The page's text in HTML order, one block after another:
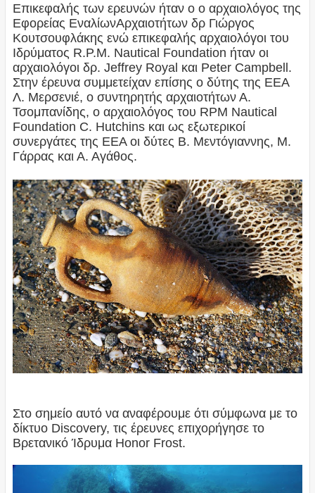
Επικεφαλής των ερευνών ήταν ο ο αρχαιολόγος της
Εφορείας ΕναλίωνΑρχαιοτήτων δρ Γιώργος
Κουτσουφλάκης ενώ επικεφαλής αρχαιολόγοι του
Ιδρύματος R.P.M. Nautical Foundation ήταν οι
αρχαιολόγοι δρ. Jeffrey Royal και Peter Campbell.
Στην έρευνα συμμετείχαν επίσης ο δύτης της ΕΕΑ
Λ. Μερσενιέ, ο συντηρητής αρχαιοτήτων Α.
Τσομπανίδης, ο αρχαιολόγος του RPM Nautical
Foundation C. Hutchins και ως εξωτερικοί
συνεργάτες της ΕΕΑ οι δύτες Β. Μεντόγιαννης, Μ.
Γάρρας και Α. Αγάθος.
Στο σημείο αυτό να αναφέρουμε ότι σύμφωνα με το
δίκτυο Discovery, τις έρευνες επιχορήγησε το
Βρετανικό Ίδρυμα Honor Frost.